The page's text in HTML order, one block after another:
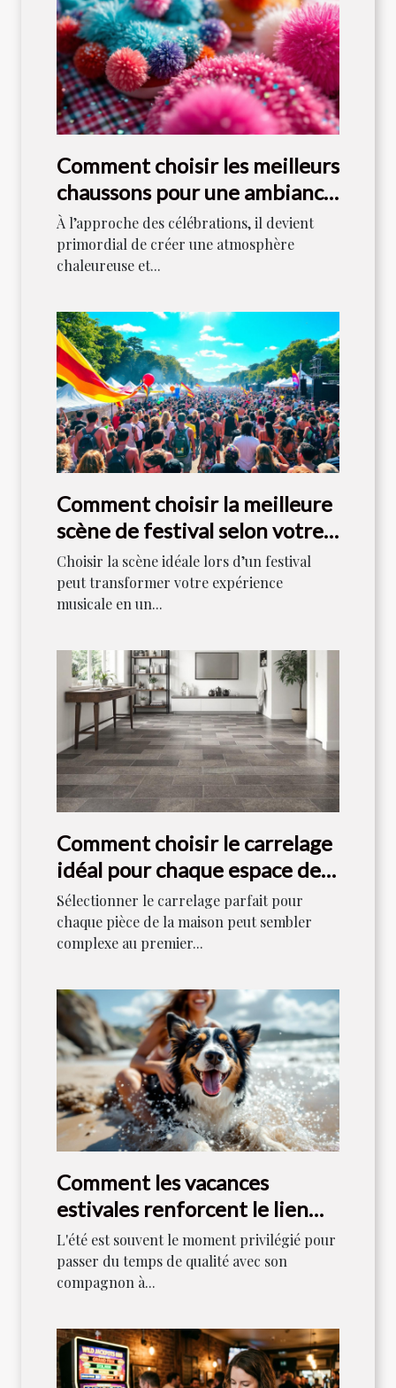
Comment choisir les meilleurs
chaussons pour une ambiance
festive ?
À l’approche des célébrations, il devient
primordial de créer une atmosphère
chaleureuse et...
Comment choisir la meilleure
scène de festival selon votre
style musical ?
Choisir la scène idéale lors d’un festival
peut transformer votre expérience
musicale en un...
Comment choisir le carrelage
idéal pour chaque espace de
votre maison ?
Sélectionner le carrelage parfait pour
chaque pièce de la maison peut sembler
complexe au premier...
Comment les vacances
estivales renforcent le lien
entre maîtres et chiens ?
L'été est souvent le moment privilégié pour
passer du temps de qualité avec son
compagnon à...